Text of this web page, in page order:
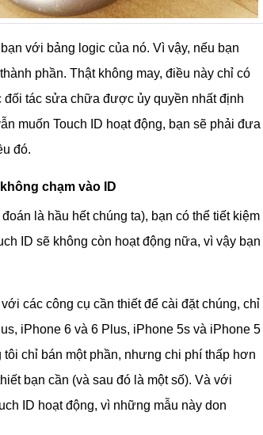
với bảng logic của nó. Vì vậy, nếu bạn
phần. Thật không may, điều này chỉ có
tác sửa chữa được ủy quyền nhất định
muốn Touch ID hoạt động, bạn sẽ phải đưa
đó.
chạm vào ID
là hầu hết chúng ta), bạn có thể tiết kiệm
ID sẽ không còn hoạt động nữa, vì vậy bạn
các công cụ cần thiết để cài đặt chúng, chỉ
iPhone 6 và 6 Plus, iPhone 5s và iPhone 5
chỉ bán một phần, nhưng chi phí thấp hơn
bạn cần (và sau đó là một số). Và với
ID hoạt động, vì những mẫu này don